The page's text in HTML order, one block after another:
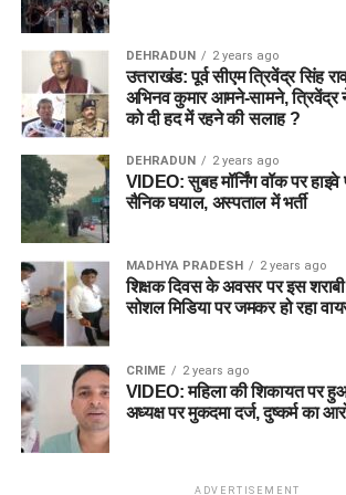
DEHRADUN 2 years ago
उत्तराखंड: पूर्व सीएम त्रिवेंद्र सिंह
अभिनव कुमार आमने-सामने,
को दी हद में रहने की सलाह ?
DEHRADUN 2 years ago
VIDEO: सुबह मॉर्निंग वॉक पर हाइवे
सैनिक घयाल, अस्पताल में भर्ती
MADHYA PRADESH 2 years ago
शिक्षक दिवस के अवसर पर इस शराबी
सोशल मिडिया पर जमकर हो रहा
CRIME 2 years ago
VIDEO: महिला की शिकायत पर
अध्यक्ष पर मुकदमा दर्ज, दुष्कर्म का
ADVERTISEMENT